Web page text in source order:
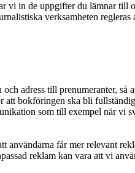
vi in de uppgifter du lämnar till
verksamheten
adress till prenumeranter, så
att bokföringen ska bli
som till exempel när vi
användarna får mer relevant
reklam kan vara att vi